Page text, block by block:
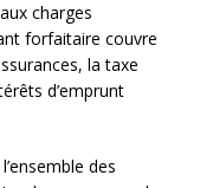
charges
forfaitaire couvre
la taxe
d’emprunt
des